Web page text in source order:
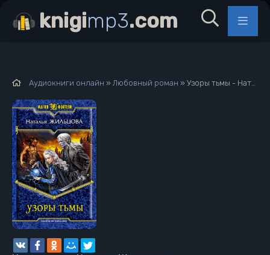
Аудиокниги онлайн » Любовный роман » Узоры тьмы - Наталья Жильцова
knigimp3.com